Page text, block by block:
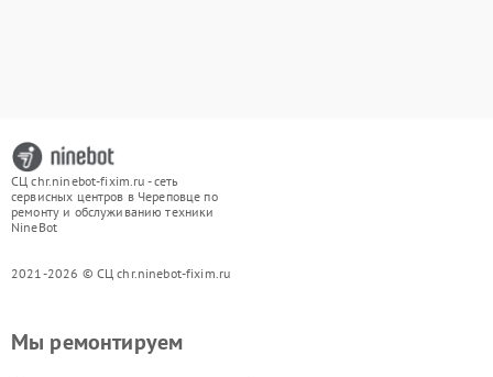
СЦ chr.ninebot-fixim.ru - сеть
сервисных центров в Череповце по
ремонту и обслуживанию техники
NineBot
2021-2026 © СЦ chr.ninebot-fixim.ru
Мы ремонтируем